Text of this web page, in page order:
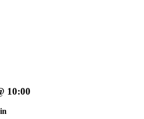
10:00